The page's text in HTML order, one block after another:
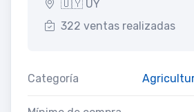
🇺🇾 UY
322 ventas realizadas
Categoría